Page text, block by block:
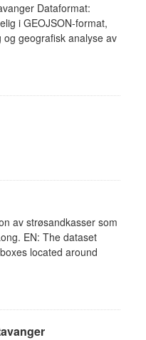
Dataformat:
i GEOJSON-format,
geografisk analyse av
av strøsandkasser som
EN: The dataset
located around